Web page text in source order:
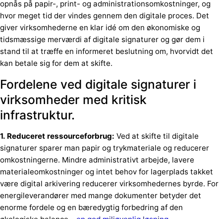
opnås på papir-, print- og administrationsomkostninger, og
hvor meget tid der vindes gennem den digitale proces. Det
giver virksomhederne en klar idé om den økonomiske og
tidsmæssige merværdi af digitale signaturer og gør dem i
stand til at træffe en informeret beslutning om, hvorvidt det
kan betale sig for dem at skifte.
Fordelene ved digitale signaturer i
virksomheder med kritisk
infrastruktur.
1. Reduceret ressourceforbrug: Ved at skifte til digitale
signaturer sparer man papir og trykmateriale og reducerer
omkostningerne. Mindre administrativt arbejde, lavere
materialeomkostninger og intet behov for lagerplads takket
være digital arkivering reducerer virksomhedernes byrde. For
energileverandører med mange dokumenter betyder det
enorme fordele og en bæredygtig forbedring af den